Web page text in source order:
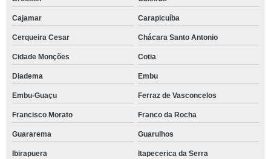
Cajamar Carapicuíba
Cerqueira Cesar Chácara Santo Antonio
Cidade Monções Cotia
Diadema Embu
Embu-Guaçu Ferraz de Vasconcelos
Francisco Morato Franco da Rocha
Guararema Guarulhos
Ibirapuera Itapecerica da Serra